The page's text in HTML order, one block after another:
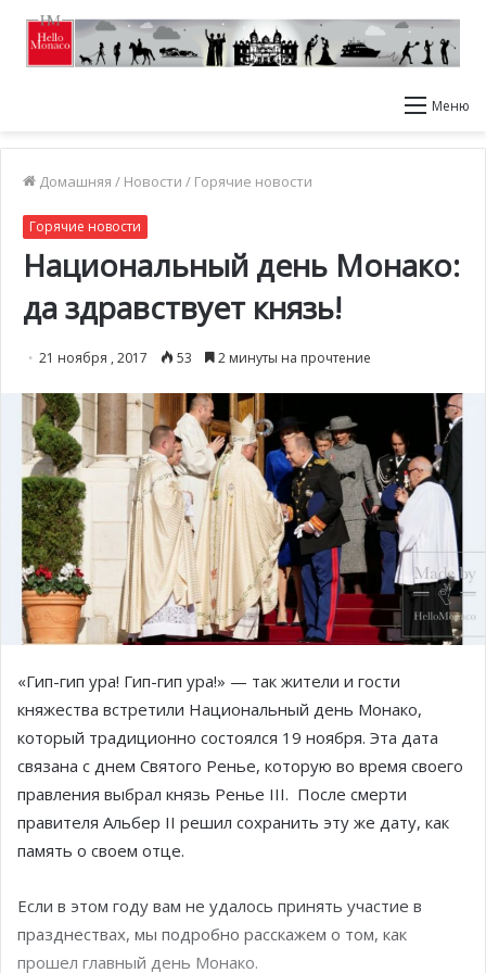
Меню
Домашняя / Новости / Горячие новости
Горячие новости
Национальный день Монако:
да здравствует князь!
21 ноября , 2017 53 2 минуты на прочтение
«Гип-гип ура! Гип-гип ура!» — так жители и гости
княжества встретили Национальный день Монако,
который традиционно состоялся 19 ноября. Эта дата
связана с днем Святого Ренье, которую во время своего
правления выбрал князь Ренье III. После смерти
правителя Альбер II решил сохранить эту же дату, как
память о своем отце.
Если в этом году вам не удалось принять участие в
празднествах, мы подробно расскажем о том, как
прошел главный день Монако.